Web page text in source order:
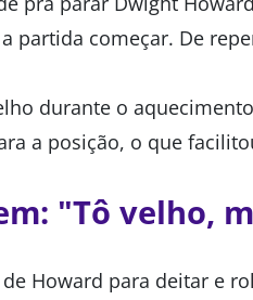
partida começar. De
durante o
a posição, o que
"Tô velho,
Howard para deitar e